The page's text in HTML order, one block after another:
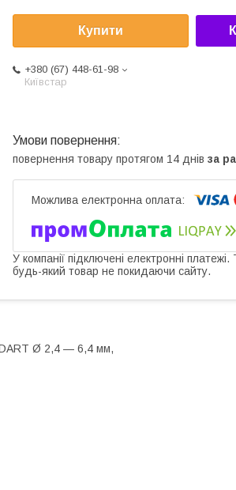
Купити
+380 (67) 448-61-98
Київстар
повернення товару протягом 14 днів за
У компанії підключені електронні
будь-який товар не покидаючи сайту.
Ø 2,4 — 6,4 мм,